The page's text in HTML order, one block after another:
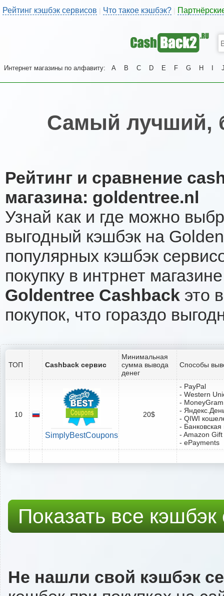
Рейтинг кэшбэк сервисов | Что такое кэшбэк?
Интернет магазины по алфавиту: A B C D E F G H
Самый лучший,
Рейтинг и сравнение
магазина: goldentree.nl
Узнай как и где можно
выгодный кэшбэк на
популярных кэшбэк
покупку в интрнет
Goldentree Cashback это
покупок, что гораздо
ТОП Cashback сервис
Минимальная
сумма вывода
денег
Способы
10
SimplyBestCoupons
20$
- PayPal
- Western
- MoneyGram
-
- QIWI
-
- Amazon
- ePayments
Показать все
Не нашли свой кэшбэк